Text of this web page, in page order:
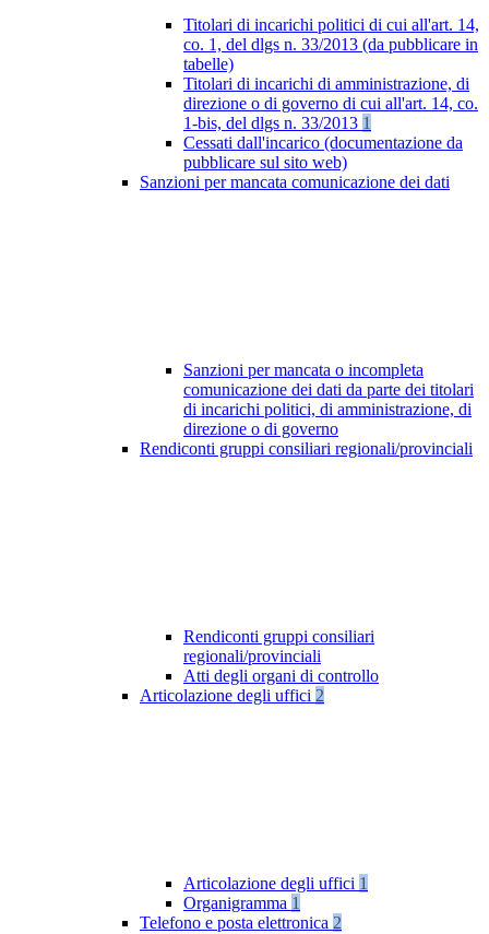
Titolari di incarichi politici di cui all'art. 14,
co. 1, del dlgs n. 33/2013 (da pubblicare in
tabelle)
Titolari di incarichi di amministrazione, di
direzione o di governo di cui all'art. 14, co.
1-bis, del dlgs n. 33/2013 1
Cessati dall'incarico (documentazione da
pubblicare sul sito web)
Sanzioni per mancata comunicazione dei dati
Sanzioni per mancata o incompleta
comunicazione dei dati da parte dei titolari
di incarichi politici, di amministrazione, di
direzione o di governo
Rendiconti gruppi consiliari regionali/provinciali
Rendiconti gruppi consiliari
regionali/provinciali
Atti degli organi di controllo
Articolazione degli uffici 2
Articolazione degli uffici 1
Organigramma 1
Telefono e posta elettronica 2